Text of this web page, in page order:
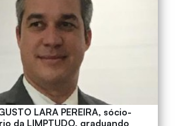
LARA PEREIRA, sócio-
da LIMPTUDO, graduando